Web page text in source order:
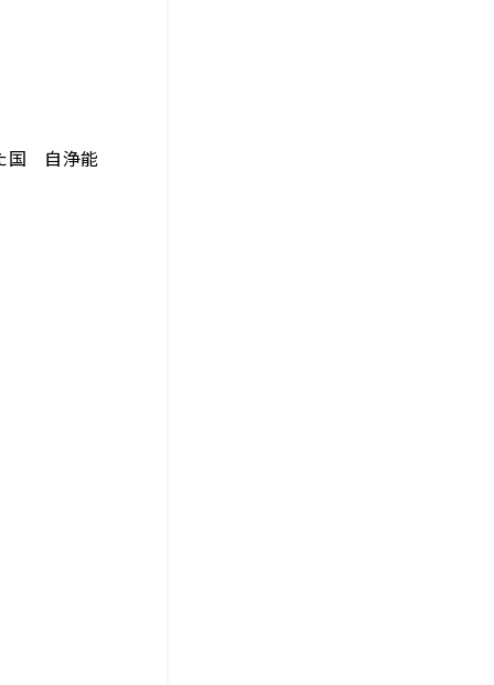
国 自浄能